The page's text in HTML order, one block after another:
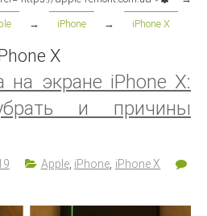
→ iPhone → iPhone X
X
на экране iPhone X:
и причины
Apple, iPhone, iPhone X